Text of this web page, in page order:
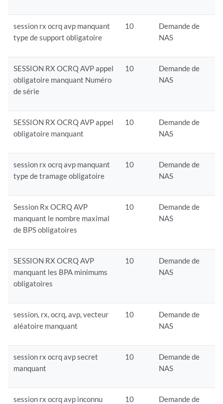
session rx ocrq avp manquant
type de support obligatoire
10
Demande de
NAS
SESSION RX OCRQ AVP appel
obligatoire manquant Numéro
de série
10
Demande de
NAS
SESSION RX OCRQ AVP appel
obligatoire manquant
10
Demande de
NAS
session rx ocrq avp manquant
type de tramage obligatoire
10
Demande de
NAS
Session Rx OCRQ AVP
manquant le nombre maximal
de BPS obligatoires
10
Demande de
NAS
SESSION RX OCRQ AVP
manquant les BPA minimums
obligatoires
10
Demande de
NAS
session, rx, ocrq, avp, vecteur
aléatoire manquant
10
Demande de
NAS
session rx ocrq avp secret
manquant
10
Demande de
NAS
session rx ocrq avp inconnu 10
Demande de